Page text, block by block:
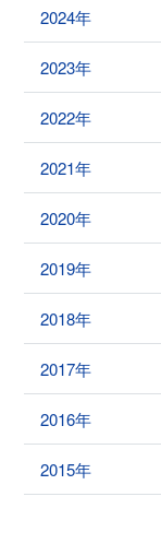
2024年
2023年
2022年
2021年
2020年
2019年
2018年
2017年
2016年
2015年